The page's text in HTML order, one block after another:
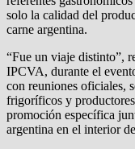
solo la calidad del
carne argentina.
“Fue un viaje distinto”,
IPCVA, durante el
con reuniones oficiales,
frigoríficos y
promoción específica
argentina en el interior